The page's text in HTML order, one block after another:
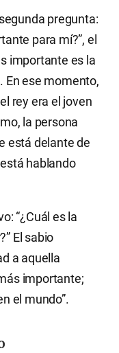
pregunta:
para mí?”, el
importante es la
En ese momento,
rey era el joven
la persona
está delante de
hablando
“¿Cuál es la
El sabio
a aquella
importante;
el mundo”.